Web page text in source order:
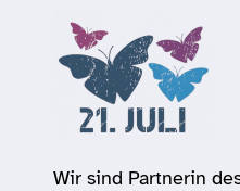
Wir sind Partnerin